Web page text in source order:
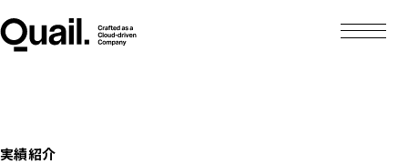
実績紹介